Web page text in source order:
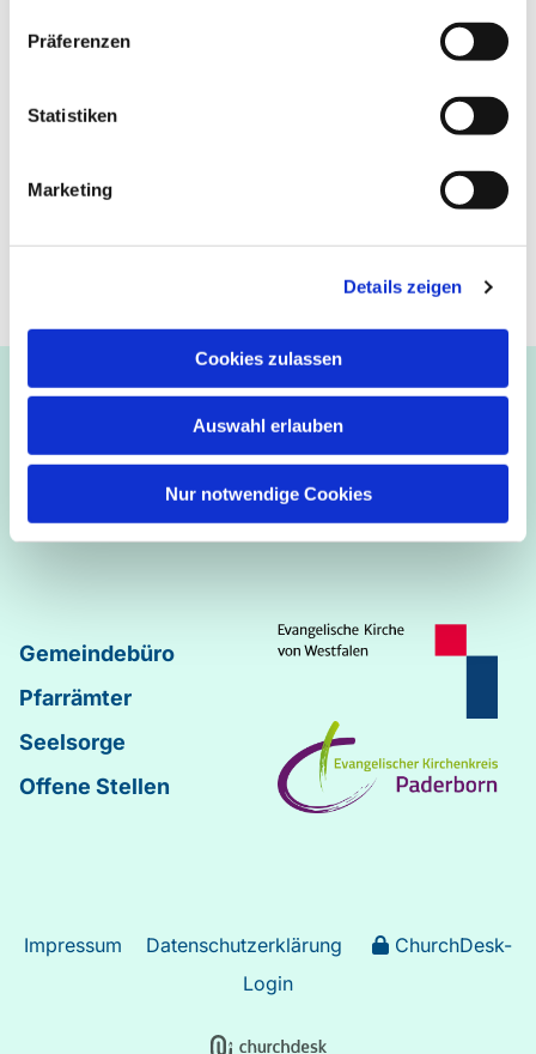
Präferenzen
Statistiken
Marketing
Details zeigen
Cookies zulassen
Auswahl erlauben
Nur notwendige Cookies
Ev.-luth. Kirchengemeinde Paderborn
Bastfelder Weg 30 - 33098 Paderborn
05251/5002-32 und 5002-33
Martin-Luther–Markus–Matthäus
Johannes–Lukas
Gemeindebüro
Pfarrämter
Seelsorge
Offene Stellen
Impressum Datenschutzerklärung
ChurchDesk-
Login